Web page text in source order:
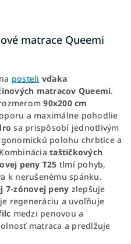
matrace Queemi
posteli vďaka
matracov Queemi.
90x200 cm
a maximálne pohodlie
sa prispôsobí jednotlivým
polohu chrbtice a
taštičkových
peny T25 tlmí pohyb,
k nerušenému spánku.
7-zónovej peny zlepšuje
regeneráciu a uvoľňuje
medzi penovou a
matraca a predlžuje